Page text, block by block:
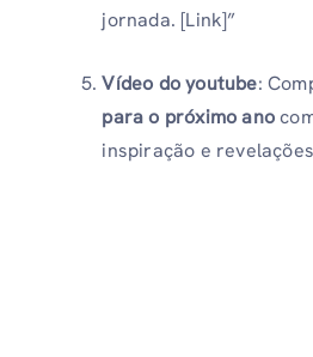
jornada. [Link]”
Vídeo do youtube:
para o próximo ano
inspiração e